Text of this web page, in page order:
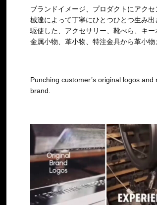
ブランドイメージ、プロダクトにアク
械達によって丁寧にひとつひとつ生み
駆使した、アクセサリー、靴べら、キ
金属小物、革小物、特注金具から革小
Punching customer’s original logos
brand.